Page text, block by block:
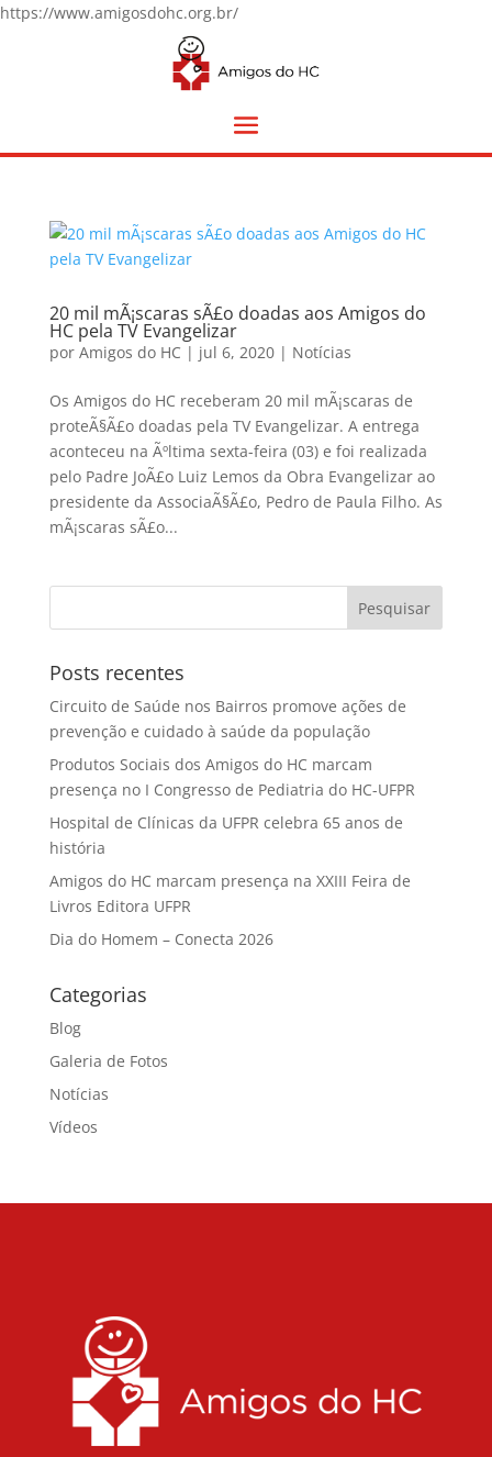
https://www.amigosdohc.org.br/
20 mil mÃ¡scaras sÃ£o doadas aos Amigos do
HC pela TV Evangelizar
por Amigos do HC | jul 6, 2020| Notícias
Os Amigos do HC receberam 20 mil mÃ¡scaras de
proteÃ§Ã£o doadas pela TV Evangelizar. A entrega
aconteceu na Ãºltima sexta-feira (03) e foi realizada
pelo Padre JoÃ£o Luiz Lemos da Obra Evangelizar ao
presidente da AssociaÃ§Ã£o, Pedro de Paula Filho. As
mÃ¡scaras sÃ£o...
Posts recentes
Circuito de Saúde nos Bairros promove ações de
prevenção e cuidado à saúde da população
Produtos Sociais dos Amigos do HC marcam
presença no I Congresso de Pediatria do HC-UFPR
Hospital de Clínicas da UFPR celebra 65 anos de
história
Amigos do HC marcam presença na XXIII Feira de
Livros Editora UFPR
Dia do Homem – Conecta 2026
Categorias
Blog
Galeria de Fotos
Notícias
Vídeos